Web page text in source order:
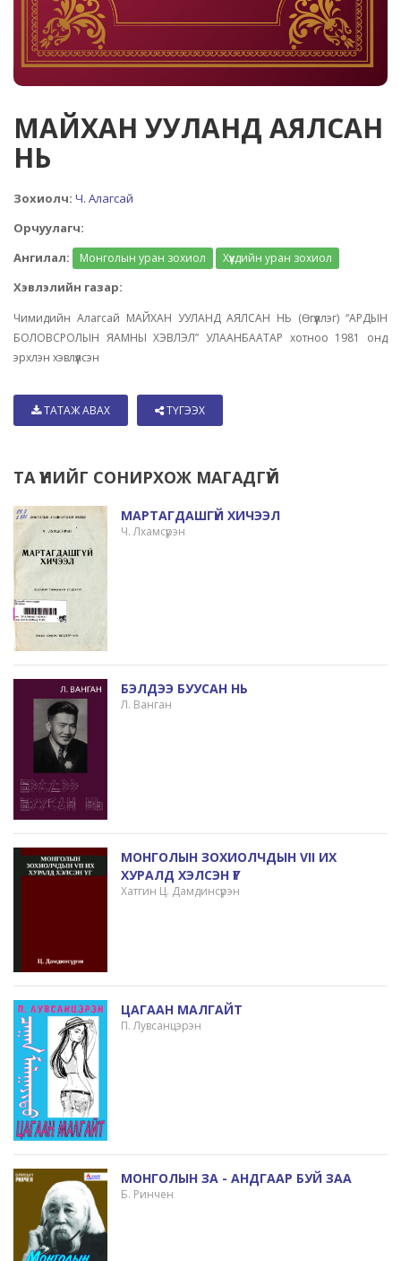
МАЙХАН УУЛАНД АЯЛСАН
НЬ
Зохиолч: Ч. Алагсай
Орчуулагч:
Ангилал:
Монголын уран зохиол Хүүхдийн уран зохиол
Хэвлэлийн газар:
Чимидийн Алагсай МАЙХАН УУЛАНД АЯЛСАН НЬ (Өгүүллэг) “АРДЫН
БОЛОВСРОЛЫН ЯАМНЫ ХЭВЛЭЛ” УЛААНБААТАР хотноо 1981 онд
эрхлэн хэвлүүлсэн
ТАТАЖ АВАХ ТҮГЭЭХ
ТА ҮҮНИЙГ СОНИРХОЖ МАГАДГҮЙ
МАРТАГДАШГҮЙ ХИЧЭЭЛ
Ч. Лхамсүрэн
БЭЛДЭЭ БУУСАН НЬ
Л. Ванган
МОНГОЛЫН ЗОХИОЛЧДЫН VII ИХ
ХУРАЛД ХЭЛСЭН ҮГ
Хатгин Ц. Дамдинсүрэн
ЦАГААН МАЛГАЙТ
П. Лувсанцэрэн
МОНГОЛЫН ЗА - АНДГААР БУЙ ЗАА
Б. Ринчен